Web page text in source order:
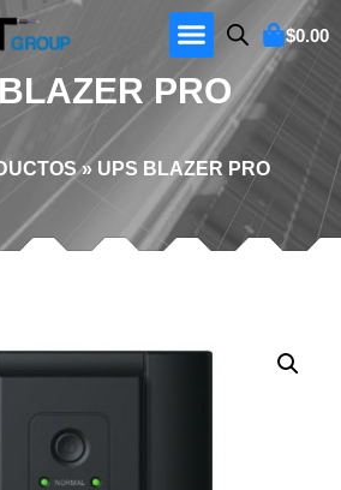
$0.00
PRO
» UPS BLAZER PRO